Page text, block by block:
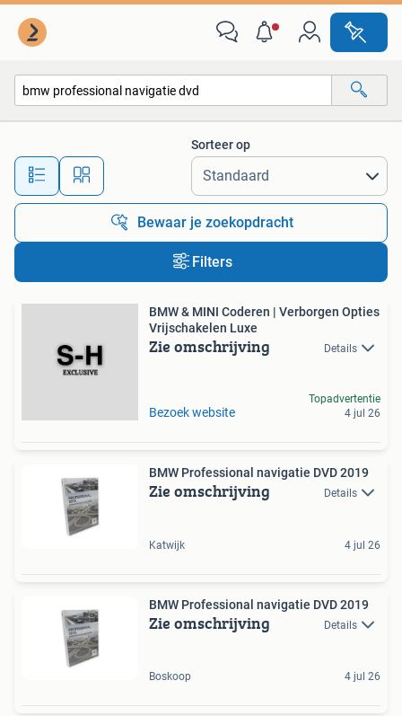
Alle afstanden…
Sorteer op
Bewaar je zoekopdracht
Filters
BMW & MINI Coderen | Verborgen Opties
Vrijschakelen Luxe
Zie omschrijving Details
Bezoek website
Topadvertentie
4 jul 26
BMW Professional navigatie DVD 2019
Zie omschrijving Details
Katwijk 4 jul 26
BMW Professional navigatie DVD 2019
Zie omschrijving Details
Boskoop 4 jul 26